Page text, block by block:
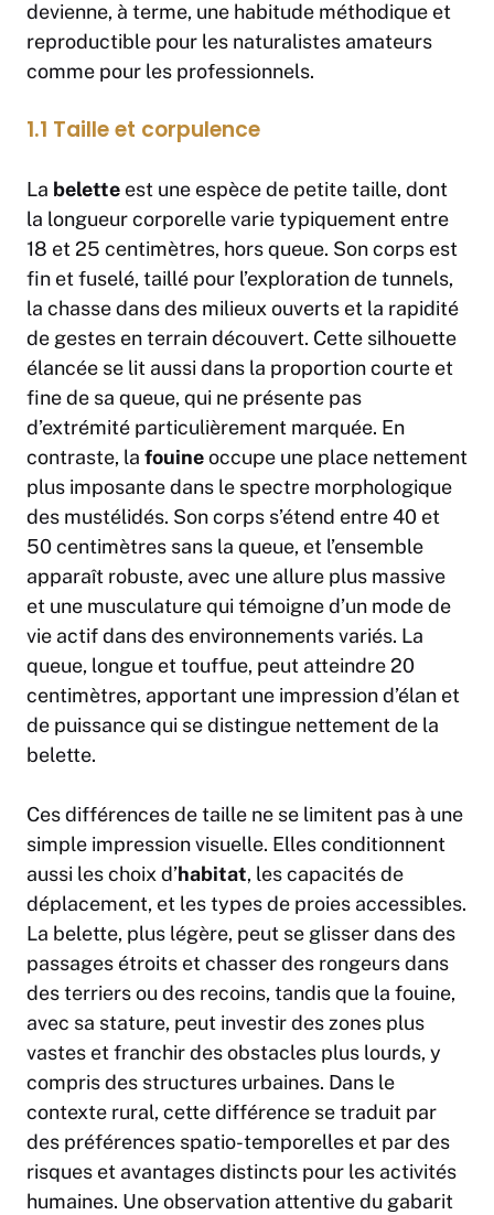
devienne, à terme, une habitude méthodique et
reproductible pour les naturalistes amateurs
comme pour les professionnels.
1.1 Taille et corpulence
La belette est une espèce de petite taille, dont
la longueur corporelle varie typiquement entre
18 et 25 centimètres, hors queue. Son corps est
fin et fuselé, taillé pour l’exploration de tunnels,
la chasse dans des milieux ouverts et la rapidité
de gestes en terrain découvert. Cette silhouette
élancée se lit aussi dans la proportion courte et
fine de sa queue, qui ne présente pas
d’extrémité particulièrement marquée. En
contraste, la fouineoccupe une place nettement
plus imposante dans le spectre morphologique
des mustélidés. Son corps s’étend entre 40 et
50 centimètres sans la queue, et l’ensemble
apparaît robuste, avec une allure plus massive
et une musculature qui témoigne d’un mode de
vie actif dans des environnements variés. La
queue, longue et touffue, peut atteindre 20
centimètres, apportant une impression d’élan et
de puissance qui se distingue nettement de la
belette.
Ces différences de taille ne se limitent pas à une
simple impression visuelle. Elles conditionnent
aussi les choix d’habitat, les capacités de
déplacement, et les types de proies accessibles.
La belette, plus légère, peut se glisser dans des
passages étroits et chasser des rongeurs dans
des terriers ou des recoins, tandis que la fouine,
avec sa stature, peut investir des zones plus
vastes et franchir des obstacles plus lourds, y
compris des structures urbaines. Dans le
contexte rural, cette différence se traduit par
des préférences spatio-temporelles et par des
risques et avantages distincts pour les activités
humaines. Une observation attentive du gabarit